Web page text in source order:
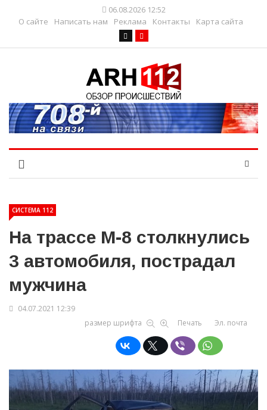
06.08.2026 12:52
О сайте
Написать нам Реклама Контакты Карта сайта
СИСТЕМА 112
На трассе М-8 столкнулись
3 автомобиля, пострадал
мужчина
04.07.2021 12:39
размер шрифта
Печать Эл. почта